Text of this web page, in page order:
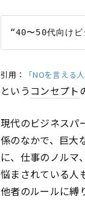
引用： 「NOを言える
という コンセプト
現代のビジネスパ
係のなかで、巨大
に、仕事のノルマ
悩まされている人
他者のルールに縛